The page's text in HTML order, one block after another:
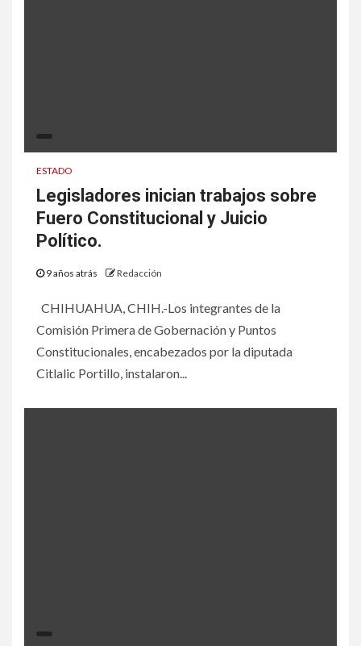
ESTADO
Legisladores inician trabajos sobre
Fuero Constitucional y Juicio
Político.
9 años atrás Redacción
CHIHUAHUA, CHIH.-Los integrantes de la
Comisión Primera de Gobernación y Puntos
Constitucionales, encabezados por la diputada
Citlalic Portillo, instalaron...